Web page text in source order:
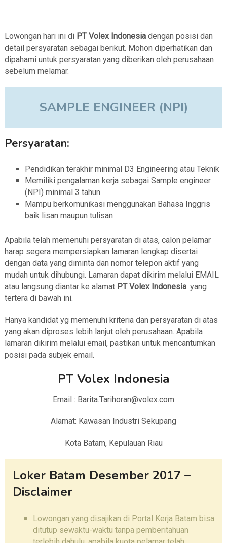
Lowongan hari ini di PT Volex Indonesia dengan posisi dan
detail persyaratan sebagai berikut. Mohon diperhatikan dan
dipahami untuk persyaratan yang diberikan oleh perusahaan
sebelum melamar.
SAMPLE ENGINEER (NPI)
Persyaratan:
Pendidikan terakhir minimal D3 Engineering atau Teknik
Memiliki pengalaman kerja sebagai Sample engineer
(NPI) minimal 3 tahun
Mampu berkomunikasi menggunakan Bahasa Inggris
baik lisan maupun tulisan
Apabila telah memenuhi persyaratan di atas, calon pelamar
harap segera mempersiapkan lamaran lengkap disertai
dengan data yang diminta dan nomor telepon aktif yang
mudah untuk dihubungi. Lamaran dapat dikirim melalui EMAIL
atau langsung diantar ke alamat PT Volex Indonesia. yang
tertera di bawah ini.
Hanya kandidat yg memenuhi kriteria dan persyaratan di atas
yang akan diproses lebih lanjut oleh perusahaan. Apabila
lamaran dikirim melalui email, pastikan untuk mencantumkan
posisi pada subjek email.
PT Volex Indonesia
Email : Barita.Tarihoran@volex.com
Alamat: Kawasan Industri Sekupang
Kota Batam, Kepulauan Riau
Loker Batam Desember 2017 –
Disclaimer
Lowongan yang disajikan di Portal Kerja Batam bisa
ditutup sewaktu-waktu tanpa pemberitahuan